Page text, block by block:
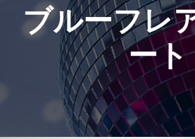
ブルーフレ
ート